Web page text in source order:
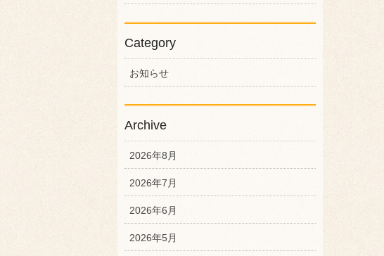
Category
お知らせ
Archive
2026年8月
2026年7月
2026年6月
2026年5月